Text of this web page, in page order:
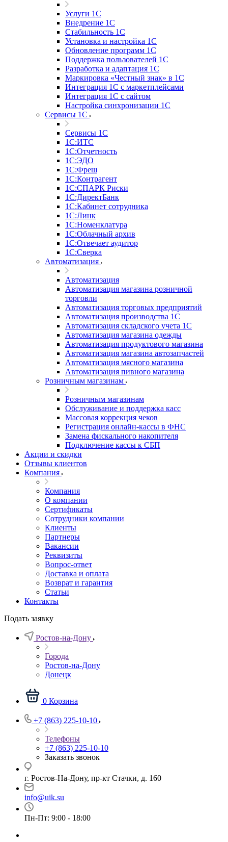
Услуги 1С
Внедрение 1С
Стабильность 1С
Установка и настройка 1С
Обновление программ 1С
Поддержка пользователей 1С
Разработка и адаптация 1С
Маркировка «Честный знак» в 1С
Интеграция 1С с маркетплейсами
Интеграция 1С с сайтом
Настройка синхронизации 1С
Сервисы 1С
Сервисы 1С
1С:ИТС
1С:Отчетность
1С:ЭДО
1С:Фреш
1С:Контрагент
1С:CПАРК Риски
1С:ДиректБанк
1С:Кабинет сотрудника
1С:Линк
1С:Номенклатура
1С:Облачный архив
1С:Отвечает аудитор
1С:Сверка
Автоматизация
Автоматизация
Автоматизация магазина розничной
торговли
Автоматизация торговых предприятий
Автоматизация производства 1С
Автоматизация складского учета 1C
Автоматизация магазина одежды
Автоматизация продуктового магазина
Автоматизация магазина автозапчастей
Автоматизация мясного магазина
Автоматизация пивного магазина
Розничным магазинам
Розничным магазинам
Обслуживание и поддержка касс
Массовая коррекция чеков
Регистрация онлайн-кассы в ФНС
Замена фискального накопителя
Подключение кассы к СБП
Акции и скидки
Отзывы клиентов
Компания
Компания
О компании
Сертификаты
Сотрудники компании
Клиенты
Партнеры
Вакансии
Реквизиты
Вопрос-ответ
Доставка и оплата
Возврат и гарантия
Статьи
Контакты
Подать заявку
Ростов-на-Дону
Города
Ростов-на-Дону
Донецк
0 Корзина
+7 (863) 225-10-10
Телефоны
+7 (863) 225-10-10
Заказать звонок
г. Ростов-На-Дону, пр-кт Стачки, д. 160
info@uik.su
Пн-Пт: 9:00 - 18:00